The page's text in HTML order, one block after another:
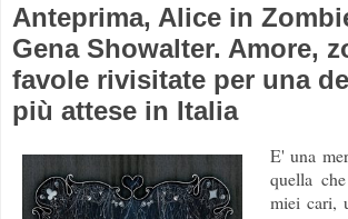
Anteprima, Alice in
Gena Showalter. Amore,
favole rivisitate per una
più attese in Italia
E' una
quella
miei cari,